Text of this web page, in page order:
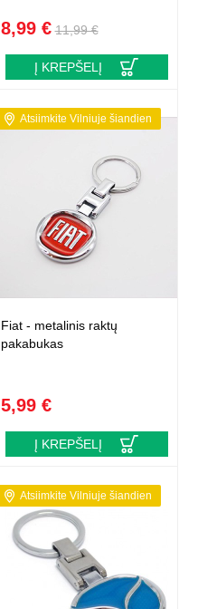
8,99 € 11,99 €
Į KREPŠELĮ
Atsiimkite Vilniuje šiandien
Fiat - metalinis raktų
pakabukas
5,99 €
Į KREPŠELĮ
Atsiimkite Vilniuje šiandien